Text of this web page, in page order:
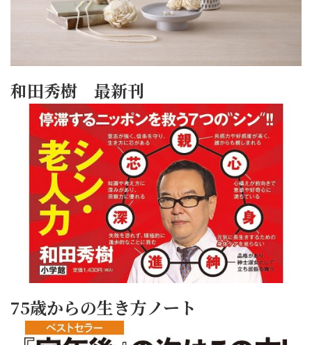
和田秀樹 最新刊
75歳からの生き方ノート